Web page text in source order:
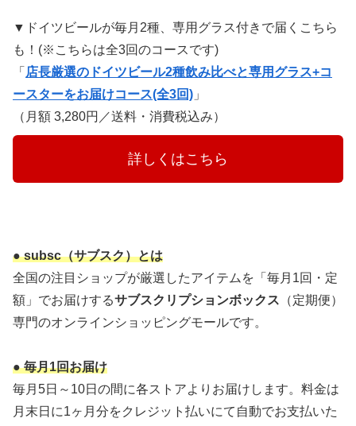
▼ドイツビールが毎月2種、専用グラス付きで届くこちら
も！(※こちらは全3回のコースです)
「 店長厳選のドイツビール2種飲み比べと専用グラス+コ
ースターをお届けコース(全3回) 」
（月額 3,280円／送料・消費税込み）
詳しくはこちら
● subsc（サブスク）とは
全国の注目ショップが厳選したアイテムを「毎月1回・定
額」でお届けするサブスクリプションボックス （定期便）
専門のオンラインショッピングモールです。
● 毎月1回お届け
毎月5日～10日の間に各ストアよりお届けします。料金は
月末日に1ヶ月分をクレジット払いにて自動でお支払いた